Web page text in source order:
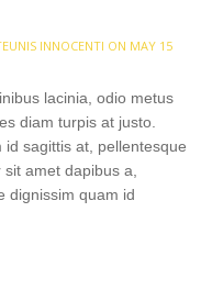
INNOCENTI ON MAY 15
lacinia, odio metus
diam turpis at justo.
sagittis at, pellentesque
amet dapibus a,
dignissim quam id